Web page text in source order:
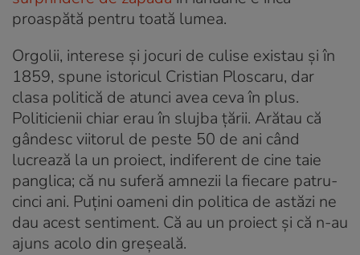
proaspătă pentru toată lumea.
Orgolii, interese și jocuri de culise existau și în
1859, spune istoricul Cristian Ploscaru, dar
clasa politică de atunci avea ceva în plus.
Politicienii chiar erau în slujba țării. Arătau că
gândesc viitorul de peste 50 de ani când
lucrează la un proiect, indiferent de cine taie
panglica; că nu suferă amnezii la fiecare patru-
cinci ani. Puțini oameni din politica de astăzi ne
dau acest sentiment. Că au un proiect și că n-au
ajuns acolo din greșeală.